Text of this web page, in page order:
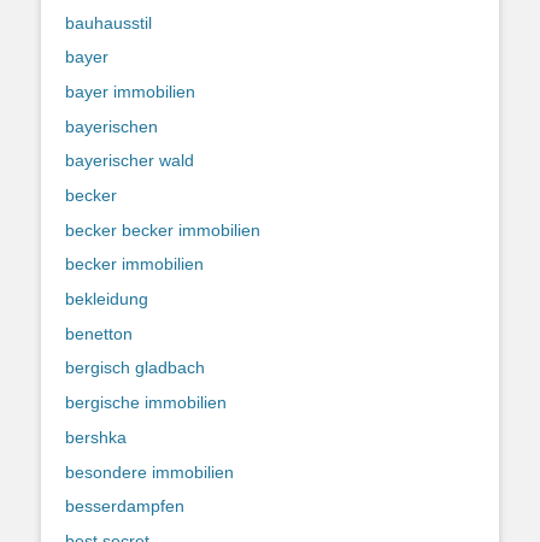
bauhausstil
bayer
bayer immobilien
bayerischen
bayerischer wald
becker
becker becker immobilien
becker immobilien
bekleidung
benetton
bergisch gladbach
bergische immobilien
bershka
besondere immobilien
besserdampfen